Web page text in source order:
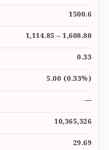
1500.6
1,114.85 – 1,608.80
0.33
5.00 (0.33%)
—
10,365,326
29.69